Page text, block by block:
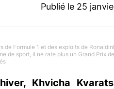
Publié le 25
de Formule 1 et des exploits de
de sport, il ne rate plus un Grand Prix
Khvicha